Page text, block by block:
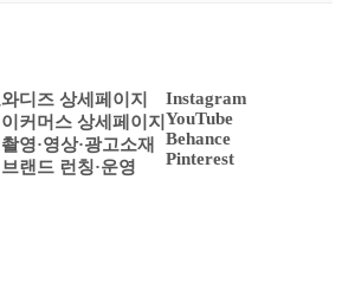
와디즈 상세페이지
이커머스 상세페이지
촬영·영상·광고소재
브랜드 런칭·운영
Instagram
YouTube
Behance
Pinterest